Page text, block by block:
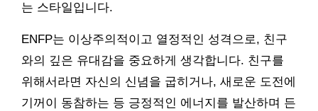
는 스타일입니다.
ENFP는 이상주의적이고 열정적인 성격으로, 친구
와의 깊은 유대감을 중요하게 생각합니다. 친구를
위해서라면 자신의 신념을 굽히거나, 새로운 도전에
기꺼이 동참하는 등 긍정적인 에너지를 발산하며 든